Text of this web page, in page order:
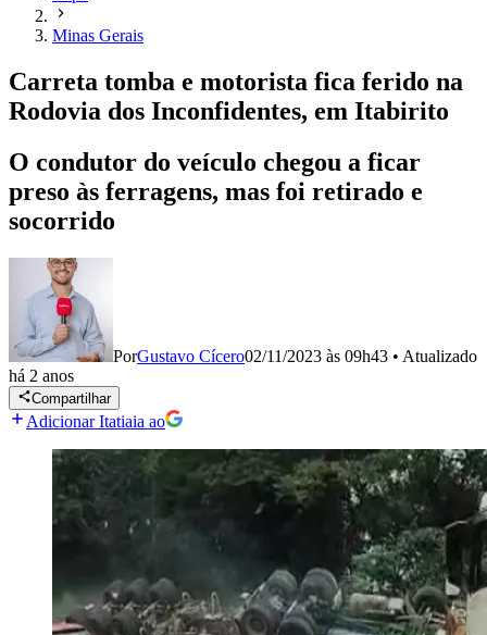
Minas Gerais
Carreta tomba e motorista fica ferido na
Rodovia dos Inconfidentes, em Itabirito
O condutor do veículo chegou a ficar
preso às ferragens, mas foi retirado e
socorrido
PorGustavo Cícero02/11/2023 às 09h43 • Atualizado
há 2 anos
Compartilhar
Adicionar Itatiaia ao